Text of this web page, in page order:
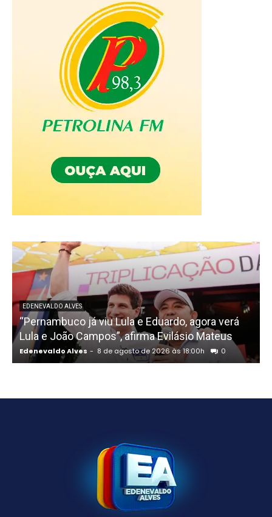
EDENEVALDO ALVES
“Pernambuco já viu Lula e Eduardo, agora verá
Lula e João Campos”, afirma Evilásio Mateus
Edenevaldo Alves - 8 de agosto de 2026 às 18:00h 0